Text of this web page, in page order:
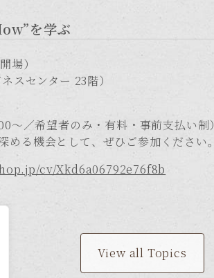
を学ぶ
場）
スセンター 23階）
／希望者のみ・有料・事前支払い制）
る機会として、ぜひご参加ください。
cv/Xkd6a06792e76f8b
View all Topics